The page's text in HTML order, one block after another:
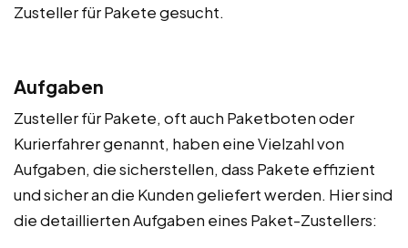
Zusteller für Pakete gesucht.
Aufgaben
Zusteller für Pakete, oft auch Paketboten oder
Kurierfahrer genannt, haben eine Vielzahl von
Aufgaben, die sicherstellen, dass Pakete effizient
und sicher an die Kunden geliefert werden. Hier sind
die detaillierten Aufgaben eines Paket-Zustellers: